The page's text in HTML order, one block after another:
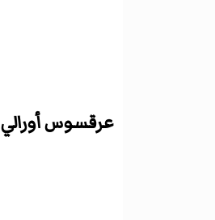
عرقسوس أورالي